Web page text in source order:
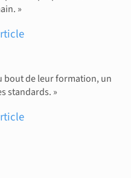
»
bout de leur formation, un
standards. »